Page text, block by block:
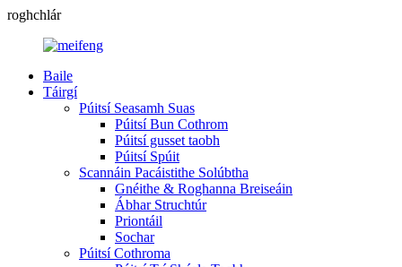
roghchlár
Baile
Táirgí
Púitsí Seasamh Suas
Púitsí Bun Cothrom
Púitsí gusset taobh
Púitsí Spúit
Scannáin Pacáistithe Solúbtha
Gnéithe & Roghanna Breiseáin
Ábhar Struchtúr
Priontáil
Sochar
Púitsí Cothroma